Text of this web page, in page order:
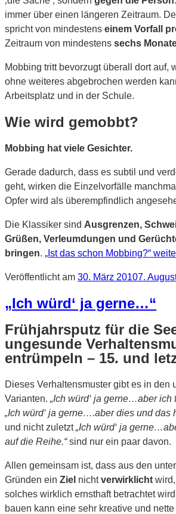
immer über einen längeren Zeitraum.
spricht von mindestens einem Vorfall
Zeitraum von mindestens sechs
Mobbing tritt bevorzugt überall dort auf,
ohne weiteres abgebrochen werden
Arbeitsplatz und in der Schule.
Wie wird gemobbt?
Mobbing hat viele Gesichter.
Gerade dadurch, dass es subtil und
geht, wirken die Einzelvorfälle
Opfer wird als überempfindlich
Die Klassiker sind Ausgrenzen,
Grüßen, Verleumdungen und
bringen. „Ist das schon Mobbing?“
Veröffentlicht am 30. März 20107.
„Ich würd‘ ja gerne…“
Frühjahrsputz für die
ungesunde
entrümpeln – 15. und
Dieses Verhaltensmuster gibt es in den
Varianten. „Ich würd‘ ja gerne…aber ich
„Ich würd‘ ja gerne….aber dies und das
und nicht zuletzt„Ich würd‘ ja
auf die Reihe.“sind nur ein paar davon.
Allen gemeinsam ist, dass aus den
Gründen ein Ziel nichtverwirklicht
solches wirklich ernsthaft betrachtet
bauen kann eine sehr kreative und